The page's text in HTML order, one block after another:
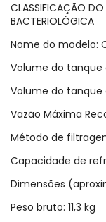
CLASSIFICAÇÃO
BACTERIOLÓGICA
Nome do modelo:
Volume do tanque
Volume do
Vazão Máxima
Método de
Capacidade de
Dimensões
Peso bruto: 11,3 kg